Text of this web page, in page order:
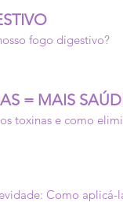
fogo digestivo?
= MAIS
toxinas e como
Como aplicá-